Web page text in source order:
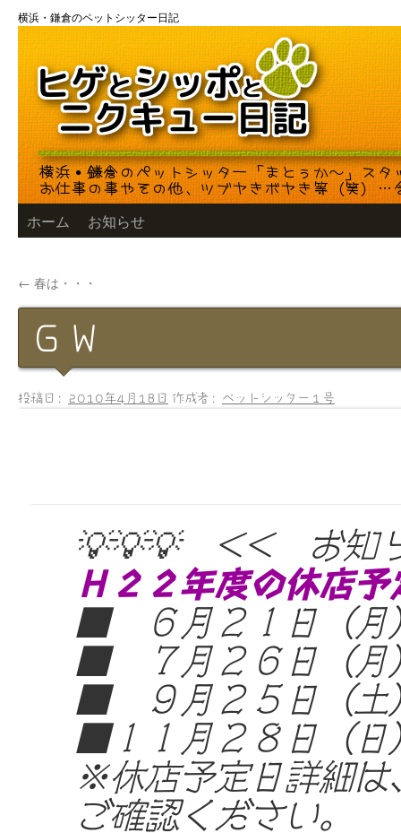
ン
テ
ン
ツ
へ
ス
キ
ッ
プ
横浜・鎌倉のペットシッター日記
ホーム お知らせ
← 春は・・・
ＧＷ
投稿日: 2010年4月18日 作成者: ペットシッター１号
💡💡💡 << お知
Ｈ２２年度の休店
■ ６月２１日（
■ ７月２６日（月
■ ９月２５日（土
■１１月２８日（
※休店予定日詳細は
ご確認ください。